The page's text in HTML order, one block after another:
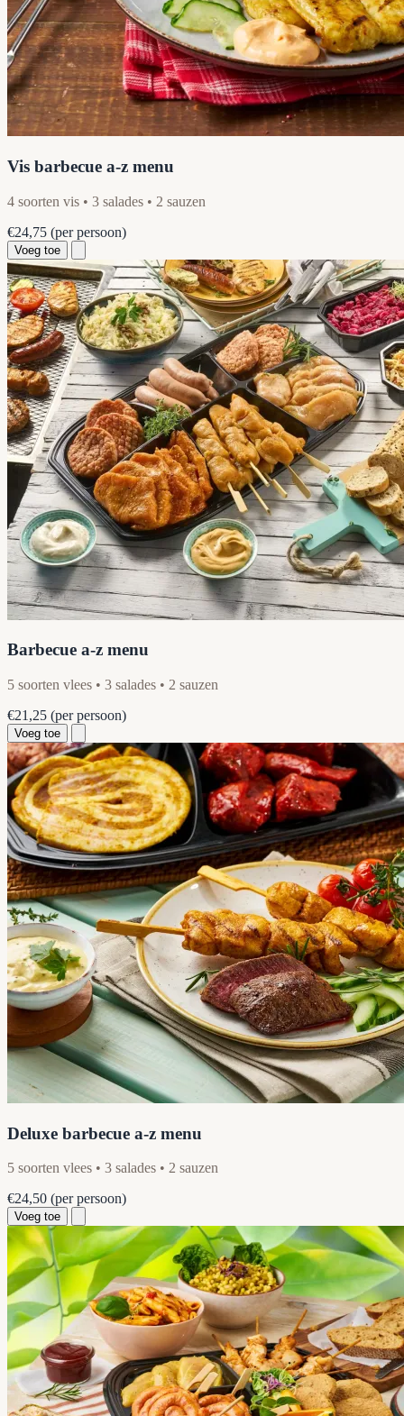
Vis barbecue a-z menu
4 soorten vis • 3 salades • 2 sauzen
€24,75 (per persoon)
Voeg toe
Barbecue a-z menu
5 soorten vlees • 3 salades • 2 sauzen
€21,25 (per persoon)
Voeg toe
Deluxe barbecue a-z menu
5 soorten vlees • 3 salades • 2 sauzen
€24,50 (per persoon)
Voeg toe